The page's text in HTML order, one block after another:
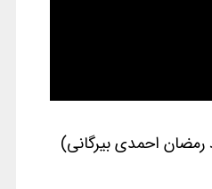
احمدی بیرگانی)